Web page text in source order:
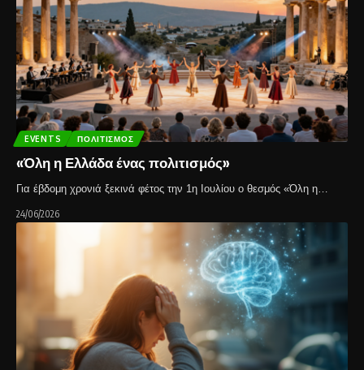
EVENTS ΠΟΛΙΤΙΣΜΌΣ
«Όλη η Ελλάδα ένας πολιτισμός»
Για έβδομη χρονιά ξεκινά φέτος την 1η Ιουλίου ο θεσμός «Όλη η…
24/06/2026